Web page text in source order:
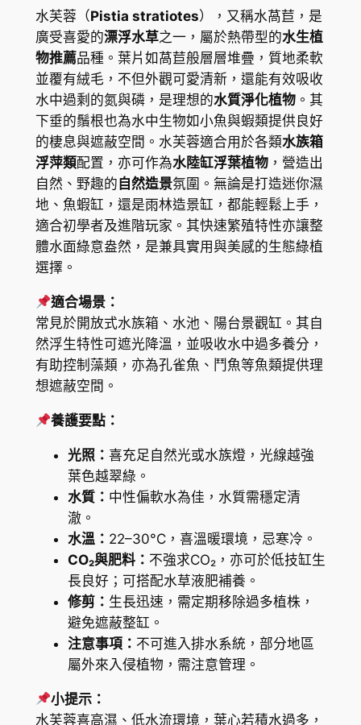
$
2
0
.
7
0
r
L
e
t
t
u
c
e
(
P
i
s
t
a
s
t
r
a
i
水芙蓉（Pistia stratiotes），又稱水萵苣，是
廣受喜愛的漂浮水草之一，屬於熱帶型的水生植
物推薦品種。葉片如萵苣般層層堆疊，質地柔軟
並覆有絨毛，不但外觀可愛清新，還能有效吸收
水中過剩的氮與磷，是理想的水質淨化植物。其
下垂的鬚根也為水中生物如小魚與蝦類提供良好
的棲息與遮蔽空間。水芙蓉適合用於各類水族箱
浮萍類配置，亦可作為水陸缸浮葉植物，營造出
自然、野趣的 自然造景氛圍。無論是打造迷你濕
地、魚蝦缸，還是雨林造景缸，都能輕鬆上手，
適合初學者及進階玩家。其快速繁殖特性亦讓整
體水面綠意盎然，是兼具實用與美感的生態綠植
選擇。
適合場景：
常見於開放式水族箱、水池、陽台景觀缸。其自
然浮生特性可遮光降溫，並吸收水中過多養分，
有助控制藻類，亦為孔雀魚、鬥魚等魚類提供理
想遮蔽空間。
養護要點：
光照： 喜充足自然光或水族燈，光線越強
葉色越翠綠。
水質： 中性偏軟水為佳，水質需穩定清
澈。
水溫： 22–30°C，喜溫暖環境，忌寒冷。
CO₂與肥料： 不強求CO₂，亦可於低技缸生
長良好；可搭配水草液肥補養。
修剪： 生長迅速，需定期移除過多植株，
避免遮蔽整缸。
注意事項： 不可進入排水系統，部分地區
屬外來入侵植物，需注意管理。
小提示：
水芙蓉喜高濕、低水流環境，葉心若積水過多，